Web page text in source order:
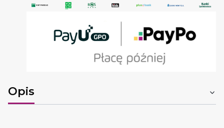
Opis